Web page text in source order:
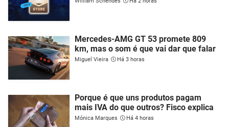
Mercedes-AMG GT 53 promete 809
km, mas o som é que vai dar que falar
Miguel Vieira Há 3 horas
Porque é que uns produtos pagam
mais IVA do que outros? Fisco explica
Mónica Marques Há 4 horas